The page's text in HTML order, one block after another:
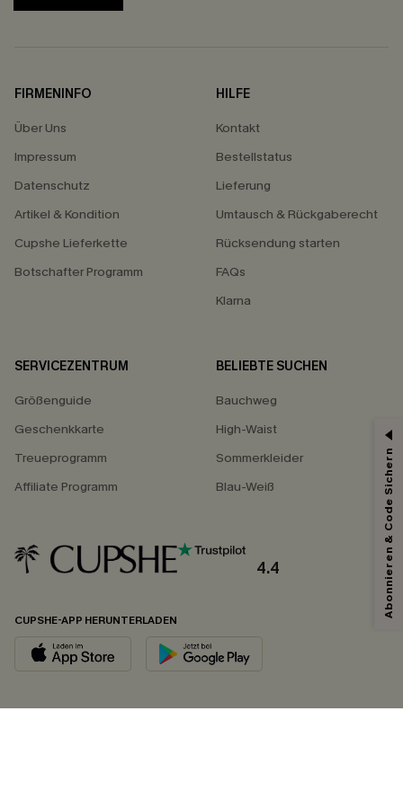
FIRMENINFO
Über Uns
Impressum
Datenschutz
Artikel & Kondition
Cupshe Lieferkette
Botschafter Programm
HILFE
Kontakt
Bestellstatus
Lieferung
Umtausch & Rückgaberecht
Rücksendung starten
FAQs
Klarna
SERVICEZENTRUM
Größenguide
Geschenkkarte
Treueprogramm
Affiliate Programm
BELIEBTE SUCHEN
Bauchweg
High-Waist
Sommerkleider
Blau-Weiß
4.4
CUPSHE-APP HERUNTERLADEN
Abonnieren & Code Sichern